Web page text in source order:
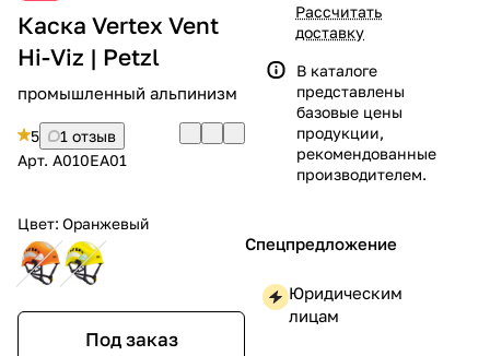
Каска Vertex Vent
Hi-Viz | Petzl
промышленный альпинизм
5
1 отзыв
Арт. A010EA01
Цвет: Оранжевый
Под заказ
Рассчитать
доставку
В каталоге
представлены
базовые цены
продукции,
рекомендованные
производителем.
Спецпредложение
Юридическим
лицам